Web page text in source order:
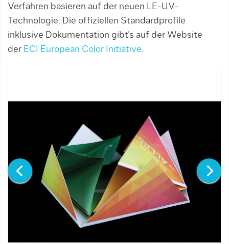
Verfahren basieren auf der neuen LE-UV-
Technologie. Die offiziellen Standardprofile
inklusive Dokumentation gibt’s auf der Website
der ECI European Color Initiative.